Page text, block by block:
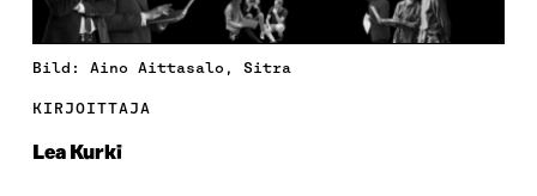
Bild: Aino Aittasalo, Sitra
KIRJOITTAJA
Lea Kurki